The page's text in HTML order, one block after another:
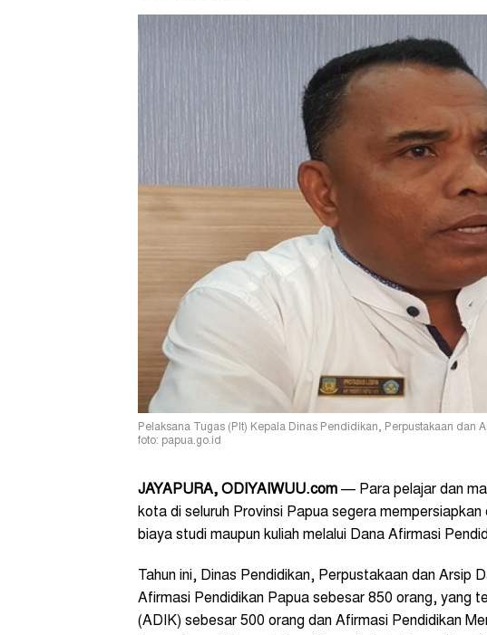
Pelaksana Tugas (Plt) Kepala Dinas Pendidikan, Perpustakaan dan
foto: papua.go.id
JAYAPURA, ODIYAIWUU.com — Para pelajar dan
kota di seluruh Provinsi Papua segera
biaya studi maupun kuliah melalui Dana Afirmasi
Tahun ini, Dinas Pendidikan, Perpustakaan dan Arsip
Afirmasi Pendidikan Papua sebesar 850 orang, yang
(ADIK) sebesar 500 orang dan Afirmasi Pendidikan